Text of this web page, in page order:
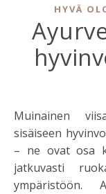
HYVÄ
Muinainen viisaus tasapainoon, energiaan ja
sisäiseen
– ne ovat osa
jatkuvasti
ympäristöön.